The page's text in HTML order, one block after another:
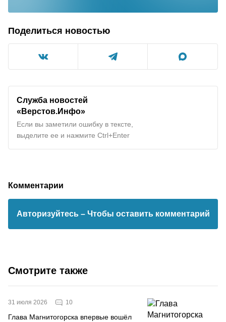
Поделиться новостью
Служба новостей
«Верстов.Инфо»
Если вы заметили ошибку в тексте,
выделите ее и нажмите Ctrl+Enter
Комментарии
Авторизуйтесь – Чтобы оставить комментарий
Смотрите также
31 июля 2026 10
Глава Магнитогорска впервые вошёл